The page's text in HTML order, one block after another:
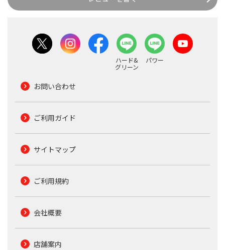
ハード&
グリーン
パワー
お問い合わせ
ご利用ガイド
サイトマップ
ご利用規約
会社概要
店舗案内